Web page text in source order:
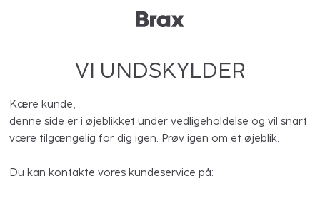
VI UNDSKYLDER
Kære kunde,
denne side er i øjeblikket under vedligeholdelse og vil snart
være tilgængelig for dig igen. Prøv igen om et øjeblik.
Du kan kontakte vores kundeservice på: